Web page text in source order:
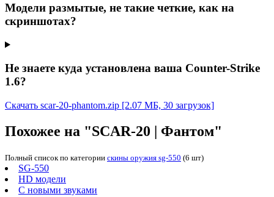
Модели размытые, не такие четкие, как на
скриншотах?
Не знаете куда установлена ваша Counter-Strike
1.6?
Скачать scar-20-phantom.zip [2.07 МБ, 30 загрузок]
Похожее на "SCAR-20 | Фантом"
Полный список по категории скины оружия sg-550 (6 шт)
SG-550
HD модели
С новыми звуками